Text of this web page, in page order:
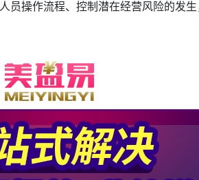
员操作流程、控制潜在经营风险的发